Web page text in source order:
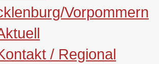
Vorpommern
/ Regional